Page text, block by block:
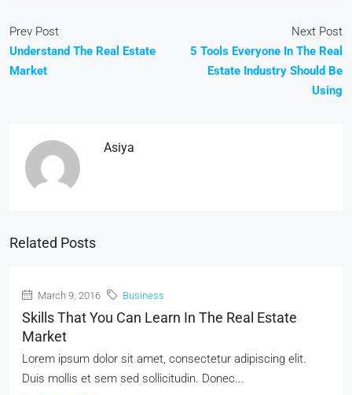
Prev Post
Understand The Real Estate
Market
Next Post
5 Tools Everyone In The Real
Estate Industry Should Be
Using
Asiya
Related Posts
March 9, 2016 Business
Skills That You Can Learn In The Real Estate
Market
Lorem ipsum dolor sit amet, consectetur adipiscing elit.
Duis mollis et sem sed sollicitudin. Donec...